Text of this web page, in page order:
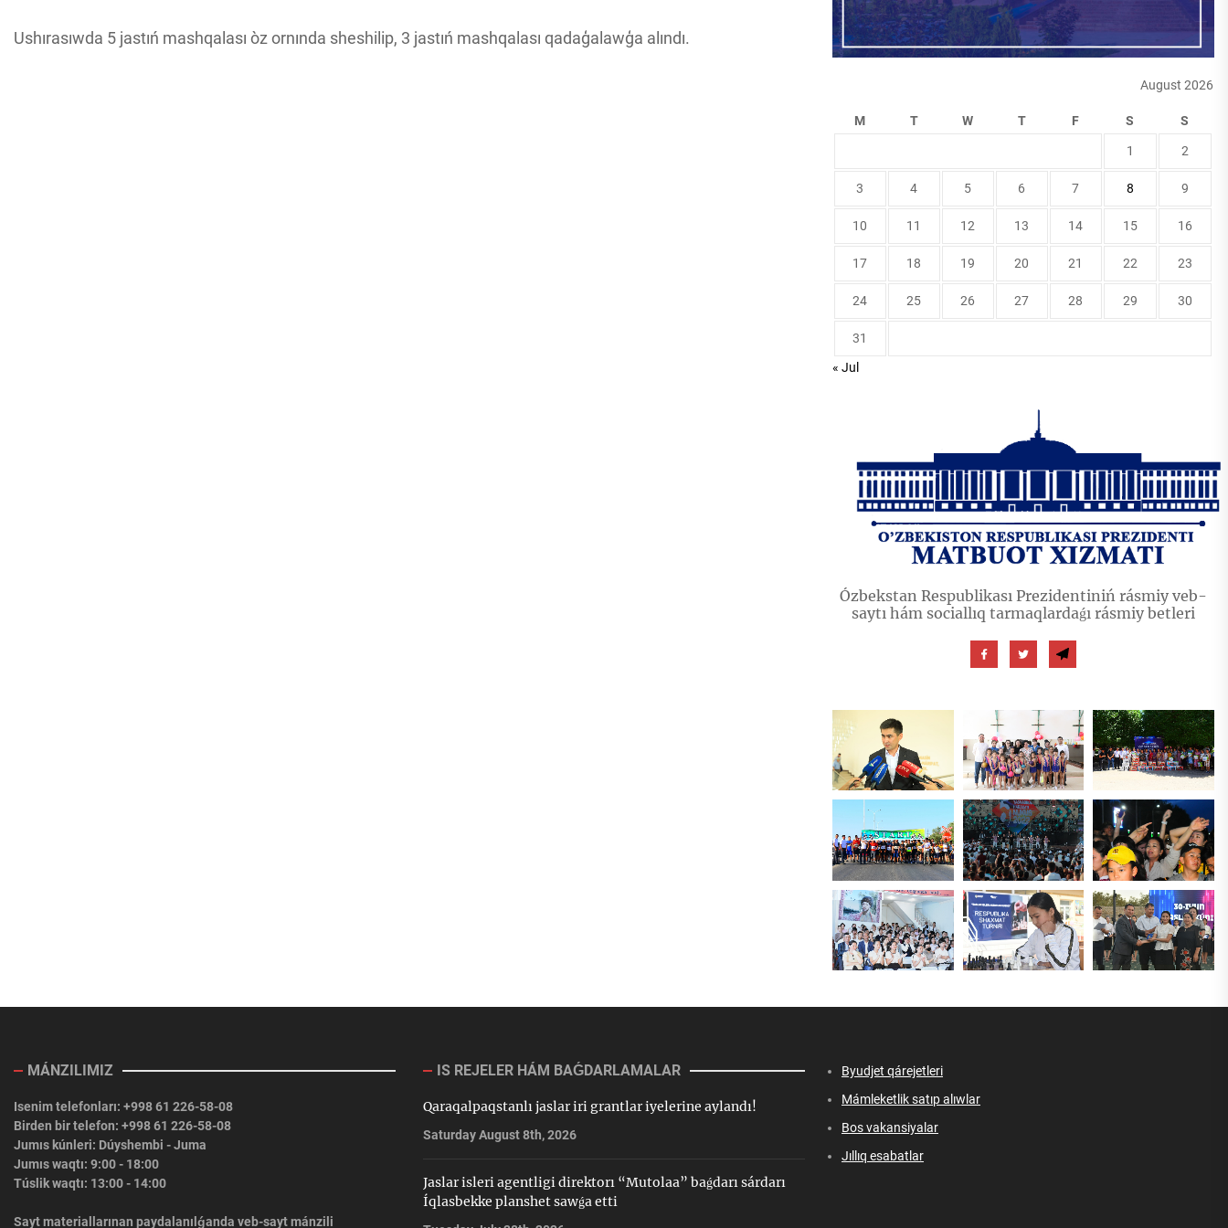
Ushırasıwda 5 jastıń mashqalası òz ornında sheshilip, 3 jastıń mashqalası qadaģalawģa alındı.
August 2026
M T W T F S S
1 2
3 4 5 6 7 8 9
10 11 12 13 14 15 16
17 18 19 20 21 22 23
24 25 26 27 28 29 30
31
« Jul
Ózbekstan Respublikası Prezidentiniń rásmiy veb-
saytı hám sociallıq tarmaqlardaǵı rásmiy betleri
MÁNZILIMIZ
Isenim telefonları: +998 61 226-58-08
Birden bir telefon: +998 61 226-58-08
Jumıs kúnleri: Dúyshembi - Juma
Jumıs waqtı: 9:00 - 18:00
Túslik waqtı: 13:00 - 14:00
Sayt materiallarınan paydalanılǵanda veb-sayt mánzili
IS REJELER HÁM BAǴDARLAMALAR
Qaraqalpaqstanlı jaslar iri grantlar iyelerine aylandı!
Saturday August 8th, 2026
Jaslar isleri agentligi direktorı “Mutolaa” baǵdarı sárdarı
Íqlasbekke planshet sawǵa etti
Byudjet qárejetleri
Mámleketlik satıp alıwlar
Bos vakansiyalar
Jıllıq esabatlar